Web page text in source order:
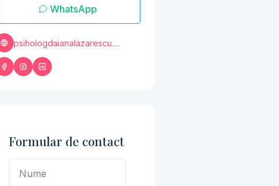
WhatsApp
psihologdaianalazarescu.my.canva.site
Formular de contact